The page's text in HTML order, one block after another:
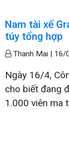
Nam tài xế
túy tổng hợp
Thanh Mai | 16/
Ngày 16/4,
cho biết đang
1.000 viên ma